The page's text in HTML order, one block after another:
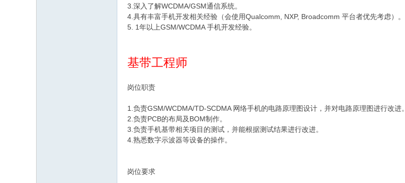
3.深入了解WCDMA/GSM通信系统。
4.具有丰富手机开发相关经验（会使用Qualcomm, NXP, Broadcomm 平台者优先考虑）。
5. 1年以上GSM/WCDMA 手机开发经验。
基带工程师
岗位职责
1.负责GSM/WCDMA/TD-SCDMA 网络手机的电路原理图设计，并对电路原理图进行改进。
2.负责PCB的布局及BOM制作。
3.负责手机基带相关项目的测试，并能根据测试结果进行改进。
4.熟悉数字示波器等设备的操作。
岗位要求